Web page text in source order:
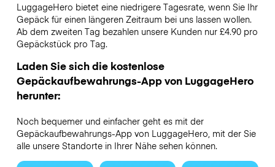
LuggageHero bietet eine niedrigere Tagesrate, wenn Sie Ihr
Gepäck für einen längeren Zeitraum bei uns lassen wollen.
Ab dem zweiten Tag bezahlen unsere Kunden nur £4.90 pro
Gepäckstück pro Tag.
Laden Sie sich die kostenlose
Gepäckaufbewahrungs-App von LuggageHero
herunter:
Noch bequemer und einfacher geht es mit der
Gepäckaufbewahrungs-App von LuggageHero, mit der Sie
alle unsere Standorte in Ihrer Nähe sehen können.